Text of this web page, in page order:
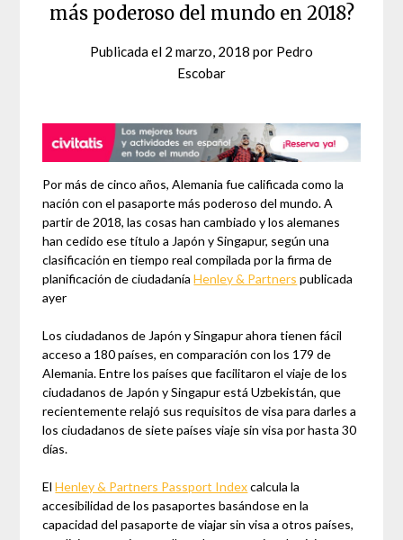
más poderoso del mundo en 2018?
Publicada el 2 marzo, 2018 por Pedro
Escobar
Por más de cinco años, Alemania fue calificada como la
nación con el pasaporte más poderoso del mundo. A
partir de 2018, las cosas han cambiado y los alemanes
han cedido ese título a Japón y Singapur, según una
clasificación en tiempo real compilada por la firma de
planificación de ciudadaníaHenley & Partners publicada
ayer
Los ciudadanos de Japón y Singapur ahora tienen fácil
acceso a 180 países, en comparación con los 179 de
Alemania. Entre los países que facilitaron el viaje de los
ciudadanos de Japón y Singapur está Uzbekistán, que
recientemente relajó sus requisitos de visa para darles a
los ciudadanos de siete países viaje sin visa por hasta 30
días.
ElHenley & Partners Passport Indexcalcula la
accesibilidad de los pasaportes basándose en la
capacidad del pasaporte de viajar sin visa a otros países,